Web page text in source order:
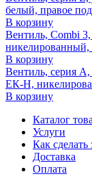
белый, правое
В корзину
Вентиль, Combi
В корзину
Вентиль, серия
ЕК-Н,
В корзину
Каталог
Услуги
Как сделать
Доставка
Оплата